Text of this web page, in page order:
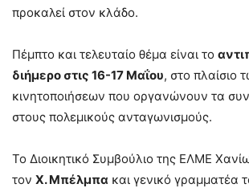
προκαλεί στον κλάδο.
Πέμπτο και τελευταίο θέμα είναι το
διήμερο στις 16-17 Μαΐου, στο πλαίσιο
κινητοποιήσεων που οργανώνουν τα
στους πολεμικούς ανταγωνισμούς.
Το Διοικητικό Συμβούλιο της ΕΛΜΕ
τον Χ. Μπέλμπα και γενικό γραμματέα